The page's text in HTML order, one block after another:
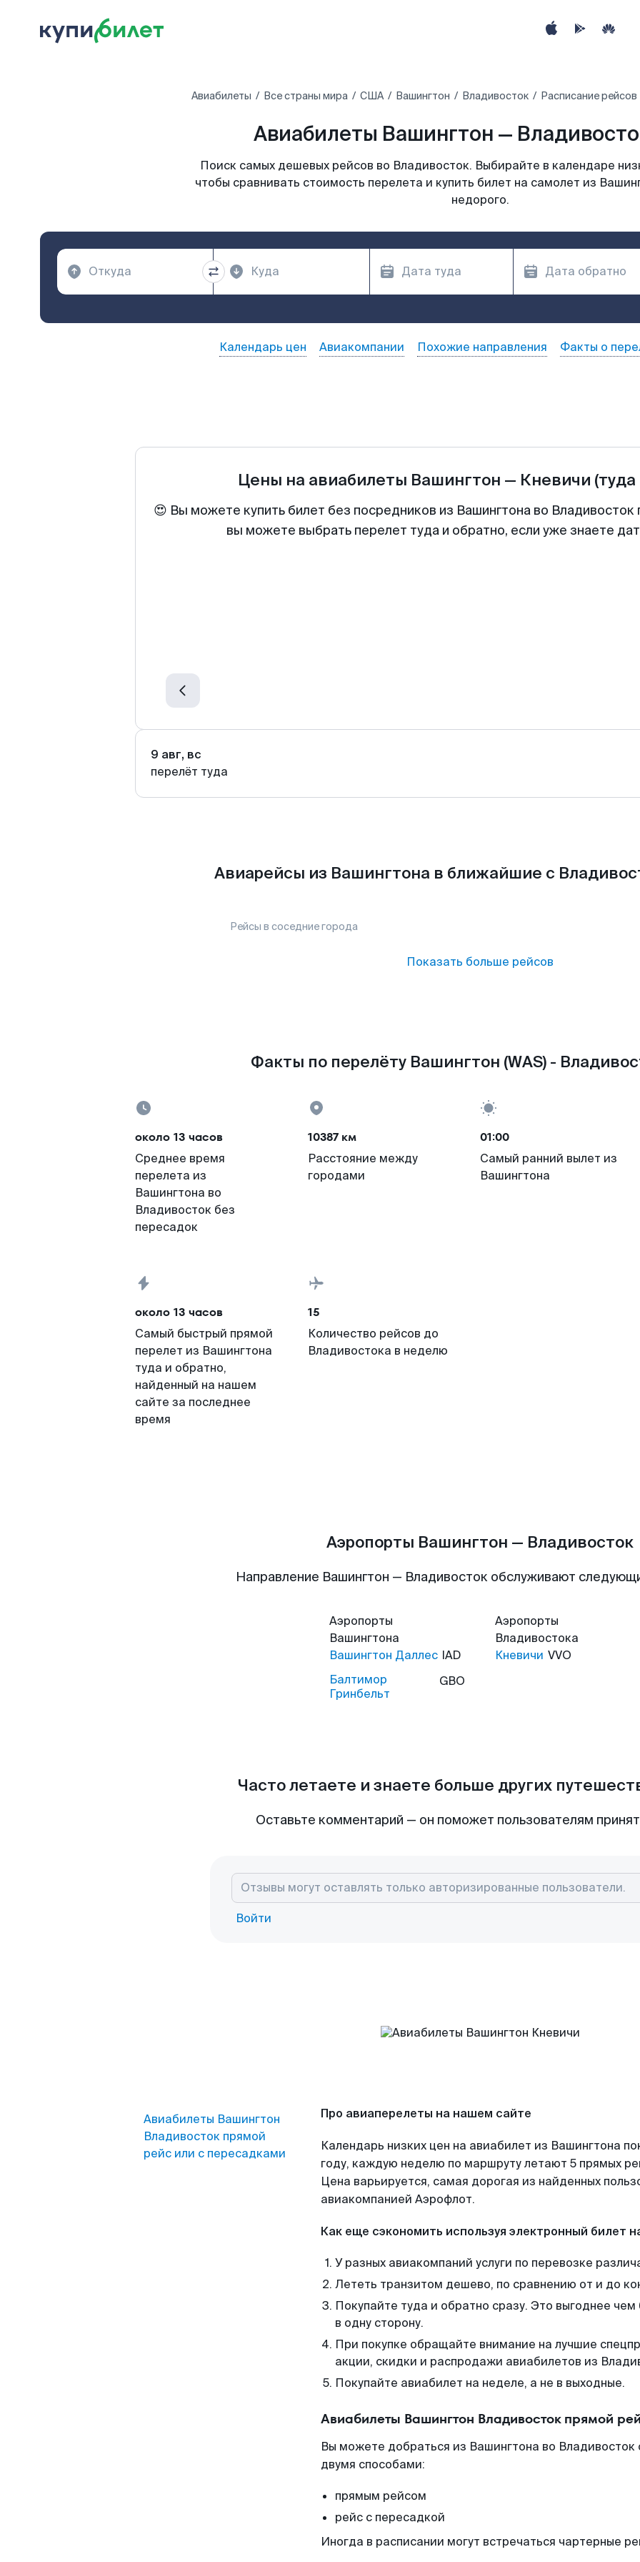
Авиабилеты Все страны мира США Вашингтон Владивосток Расписание
Авиабилеты Вашингтон —
Поиск самых дешевых рейсов во Владивосток. Выбирайте в календаре
чтобы сравнивать стоимость перелета и купить билет на самолет из
недорого.
Календарь цен Авиакомпании Похожие направления Факты о
Цены на авиабилеты Вашингтон — Кневичи
😍 Вы можете купить билет без посредников из Вашингтона во
вы можете выбрать перелет туда и обратно, если уже знаете
9 авг, вс
перелёт туда
Авиарейсы из Вашингтона в ближайшие с
Рейсы в соседние города
Показать больше рейсов
Факты по перелёту Вашингтон (WAS) -
около 13 часов
Среднее время
перелета из
Вашингтона во
Владивосток без
пересадок
10387 км
Расстояние между
городами
01:00
Самый ранний вылет из
Вашингтона
около 13 часов
Самый быстрый прямой
перелет из Вашингтона
туда и обратно,
найденный на нашем
сайте за последнее
время
15
Количество рейсов до
Владивостока в неделю
Аэропорты Вашингтон — Владивосток
Направление Вашингтон — Владивосток обслуживают
Аэропорты
Вашингтона
Вашингтон Даллес IAD
Балтимор
Гринбельт
GBO
Аэропорты
Владивостока
Кневичи VVO
Часто летаете и знаете больше других
Оставьте комментарий — он поможет пользователям
Войти
Авиабилеты Вашингтон
Владивосток прямой
рейс или с пересадками
Про авиаперелеты на нашем сайте
Календарь низких цен на авиабилет из Вашингтона
году, каждую неделю по маршруту летают 5 прямых
Цена варьируется, самая дорогая из найденных
авиакомпанией Аэрофлот.
Как еще сэкономить используя электронный билет
У разных авиакомпаний услуги по перевозке
Лететь транзитом дешево, по сравнению от и до
Покупайте туда и обратно сразу. Это выгоднее
в одну сторону.
При покупке обращайте внимание на лучшие
акции, скидки и распродажи авиабилетов из
Покупайте авиабилет на неделе, а не в выходные.
Авиабилеты Вашингтон Владивосток прямой
Вы можете добраться из Вашингтона во Владивосток
двумя способами:
прямым рейсом
рейс с пересадкой
Иногда в расписании могут встречаться чартерные